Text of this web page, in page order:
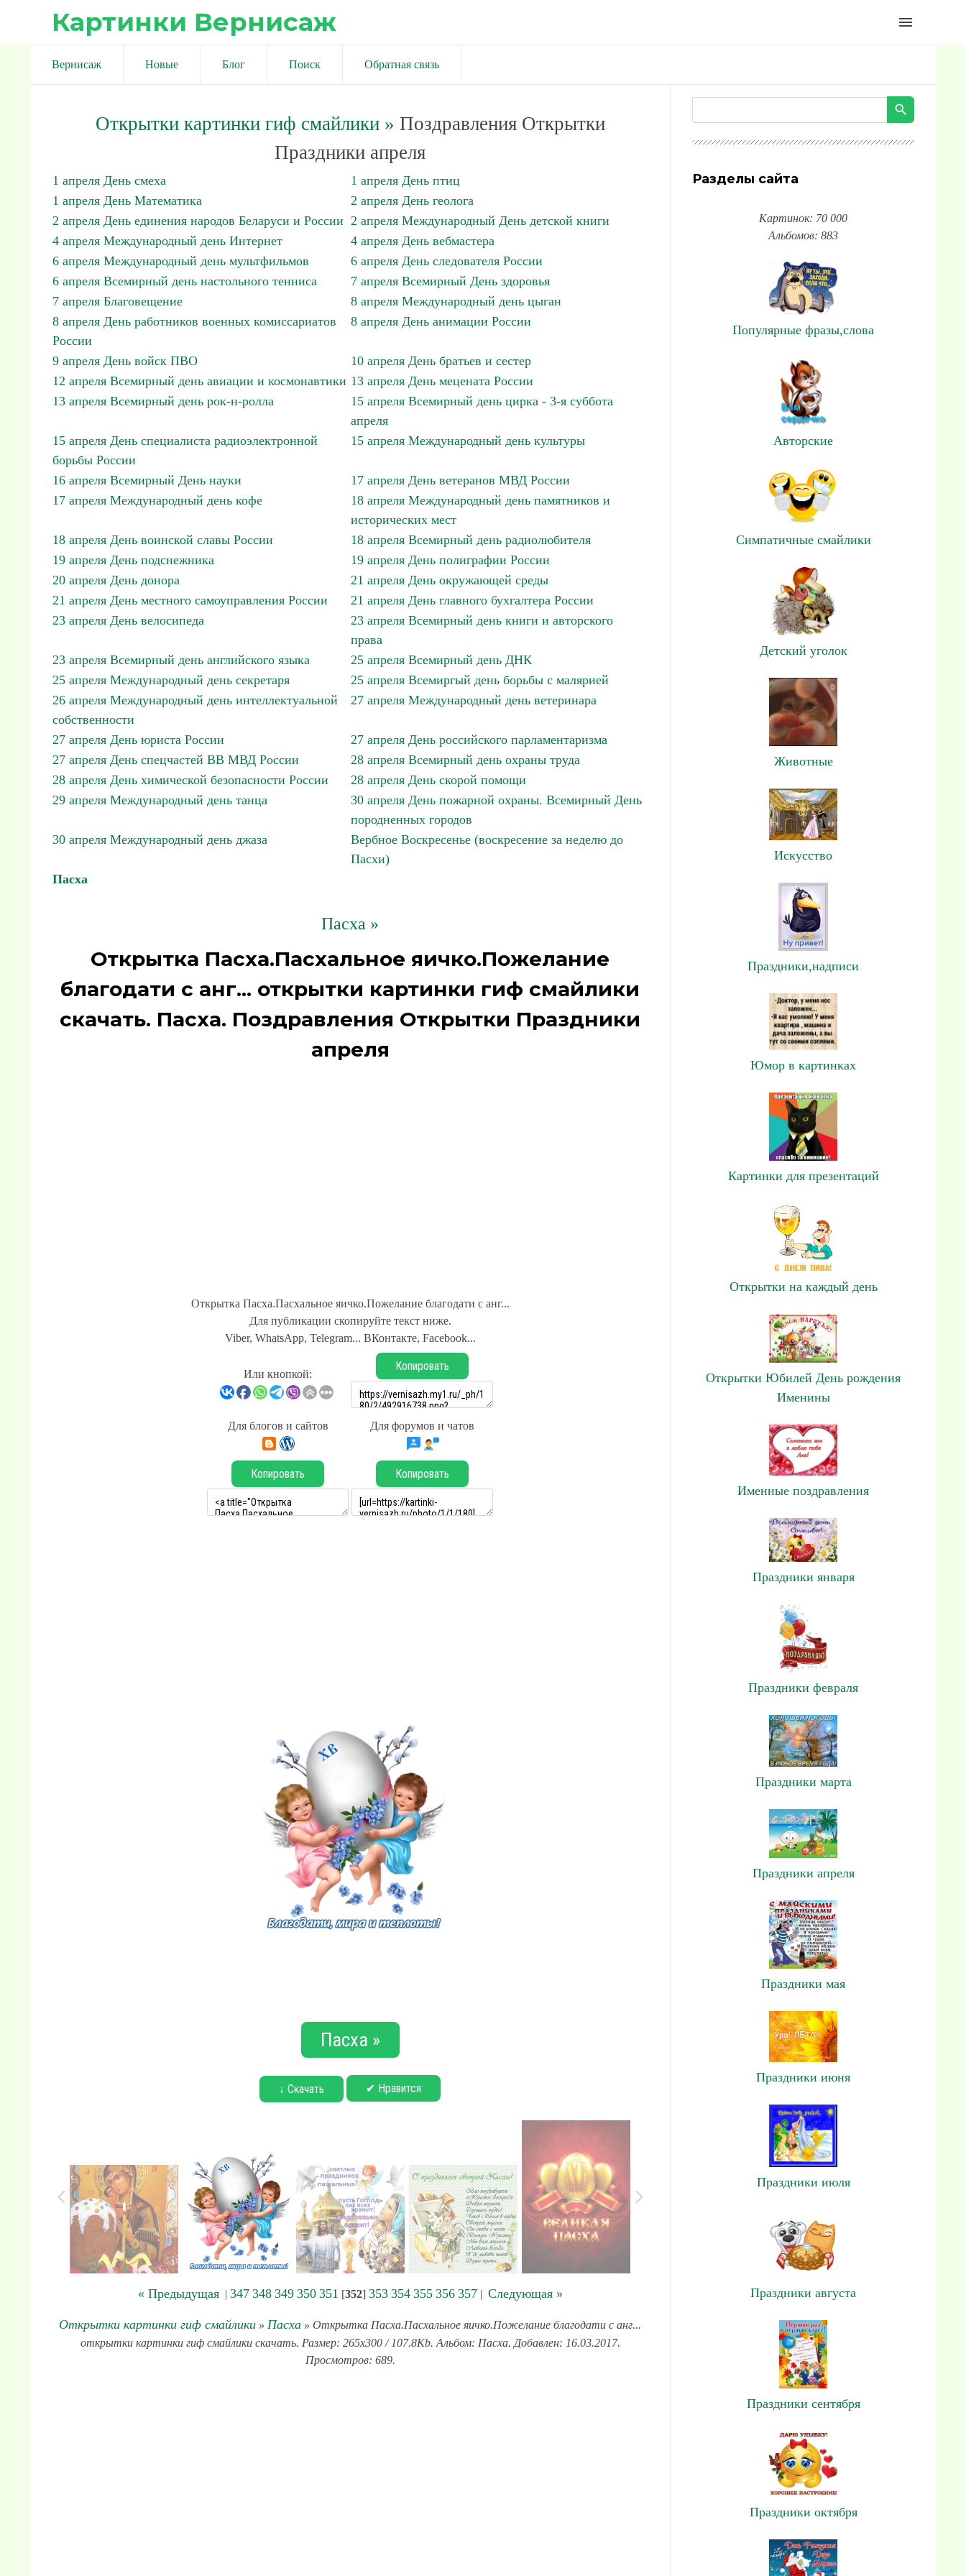
Картинки Вернисаж menu
Вернисаж Новые Блог Поиск Обратная связь
Открытки картинки гиф смайлики» Поздравления Открытки
Праздники апреля
1 апреля День смеха
1 апреля День птиц
1 апреля День Математика
2 апреля День геолога
2 апреля День единения народов Беларуси и России 2 апреля Международный День детской книги
4 апреля Международный день Интернет
4 апреля День вебмастера
6 апреля Международный день мультфильмов
6 апреля День следователя России
6 апреля Всемирный день настольного тенниса
7 апреля Всемирный День здоровья
7 апреля Благовещение
8 апреля Международный день цыган
8 апреля День работников военных комиссариатов
России
8 апреля День анимации России
9 апреля День войск ПВО
10 апреля День братьев и сестер
12 апреля Всемирный день авиации и космонавтики 13 апреля День мецената России
13 апреля Всемирный день рок-н-ролла
15 апреля Всемирный день цирка - 3-я суббота
апреля
15 апреля День специалиста радиоэлектронной
борьбы России
15 апреля Международный день культуры
16 апреля Всемирный День науки
17 апреля День ветеранов МВД России
17 апреля Международный день кофе
18 апреля Международный день памятников и
исторических мест
18 апреля День воинской славы России
18 апреля Всемирный день радиолюбителя
19 апреля День подснежника
19 апреля День полиграфии России
20 апреля День донора
21 апреля День окружающей среды
21 апреля День местного самоуправления России
21 апреля День главного бухгалтера России
23 апреля День велосипеда
23 апреля Всемирный день книги и авторского
права
23 апреля Всемирный день английского языка
25 апреля Всемирный день ДНК
25 апреля Международный день секретаря
25 апреля Всемиргый день борьбы с малярией
26 апреля Международный день интеллектуальной
собственности
27 апреля Международный день ветеринара
27 апреля День юриста России
27 апреля День российского парламентаризма
27 апреля День спецчастей ВВ МВД России
28 апреля Всемирный день охраны труда
28 апреля День химической безопасности России
28 апреля День скорой помощи
29 апреля Международный день танца
30 апреля День пожарной охраны. Всемирный День
породненных городов
30 апреля Международный день джаза
Вербное Воскресенье (воскресение за неделю до
Пасхи)
Пасха
Пасха »
Открытка Пасха.Пасхальное яичко.Пожелание
благодати с анг... открытки картинки гиф смайлики
скачать. Пасха. Поздравления Открытки Праздники
апреля
Открытка Пасха.Пасхальное яичко.Пожелание благодати с анг...
Для публикации скопируйте текст ниже.
Viber, WhatsApp, Telegram... ВКонтакте, Facebook...
Или кнопкой:
Копировать
Для блогов и сайтов Для форумов и чатов
Копировать Копировать
Пасха »
↓ Скачать ✔ Нравится
« Предыдущая| 347 348 349 350 351 [352] 353 354 355 356 357| Следующая »
Открытки картинки гиф смайлики » Пасха » Открытка Пасха.Пасхальное яичко.Пожелание благодати с анг...
открытки картинки гиф смайлики скачать. Размер: 265x300 / 107.8Kb. Альбом: Пасха. Добавлен: 16.03.2017.
Просмотров: 689.
Разделы сайта
Картинок: 70 000
Альбомов: 883
Популярные фразы,слова
Авторские
Симпатичные смайлики
Детский уголок
Животные
Искусство
Праздники,надписи
Юмор в картинках
Картинки для презентаций
Открытки на каждый день
Открытки Юбилей День рождения
Именины
Именные поздравления
Праздники января
Праздники февраля
Праздники марта
Праздники апреля
Праздники мая
Праздники июня
Праздники июля
Праздники августа
Праздники сентября
Праздники октября